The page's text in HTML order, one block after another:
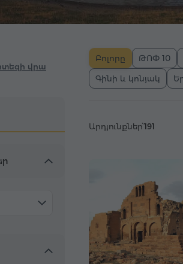
Բոլորը ԹՈՓ 10
Գինի և կոնյակ
Արդյունքներ՝191
վրա